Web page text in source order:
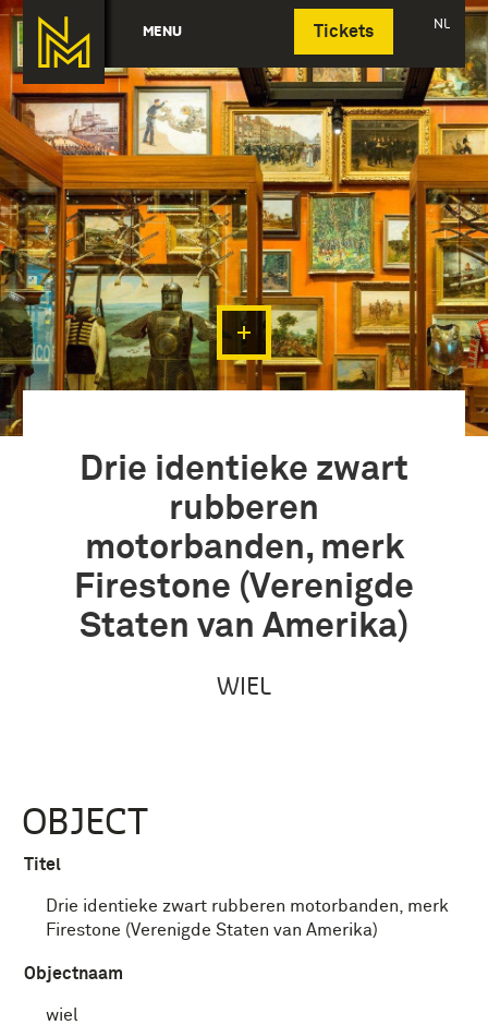
MENU Tickets NL
Deutsch
Drie identieke zwart
rubberen
motorbanden, merk
Firestone (Verenigde
Staten van Amerika)
WIEL
OBJECT
Titel
Drie identieke zwart rubberen motorbanden, merk
Firestone (Verenigde Staten van Amerika)
Objectnaam
wiel